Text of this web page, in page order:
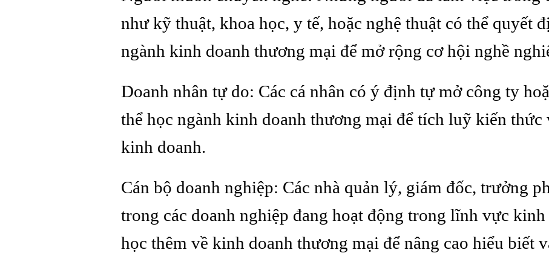
như kỹ thuật, khoa học, y tế, hoặc nghệ thuật có thể quyết
ngành kinh doanh thương mại để mở rộng cơ hội nghề
Doanh nhân tự do: Các cá nhân có ý định tự mở công ty
thể học ngành kinh doanh thương mại để tích luỹ kiến thức
kinh doanh.
Cán bộ doanh nghiệp: Các nhà quản lý, giám đốc, trưởng
trong các doanh nghiệp đang hoạt động trong lĩnh vực
học thêm về kinh doanh thương mại để nâng cao hiểu biết